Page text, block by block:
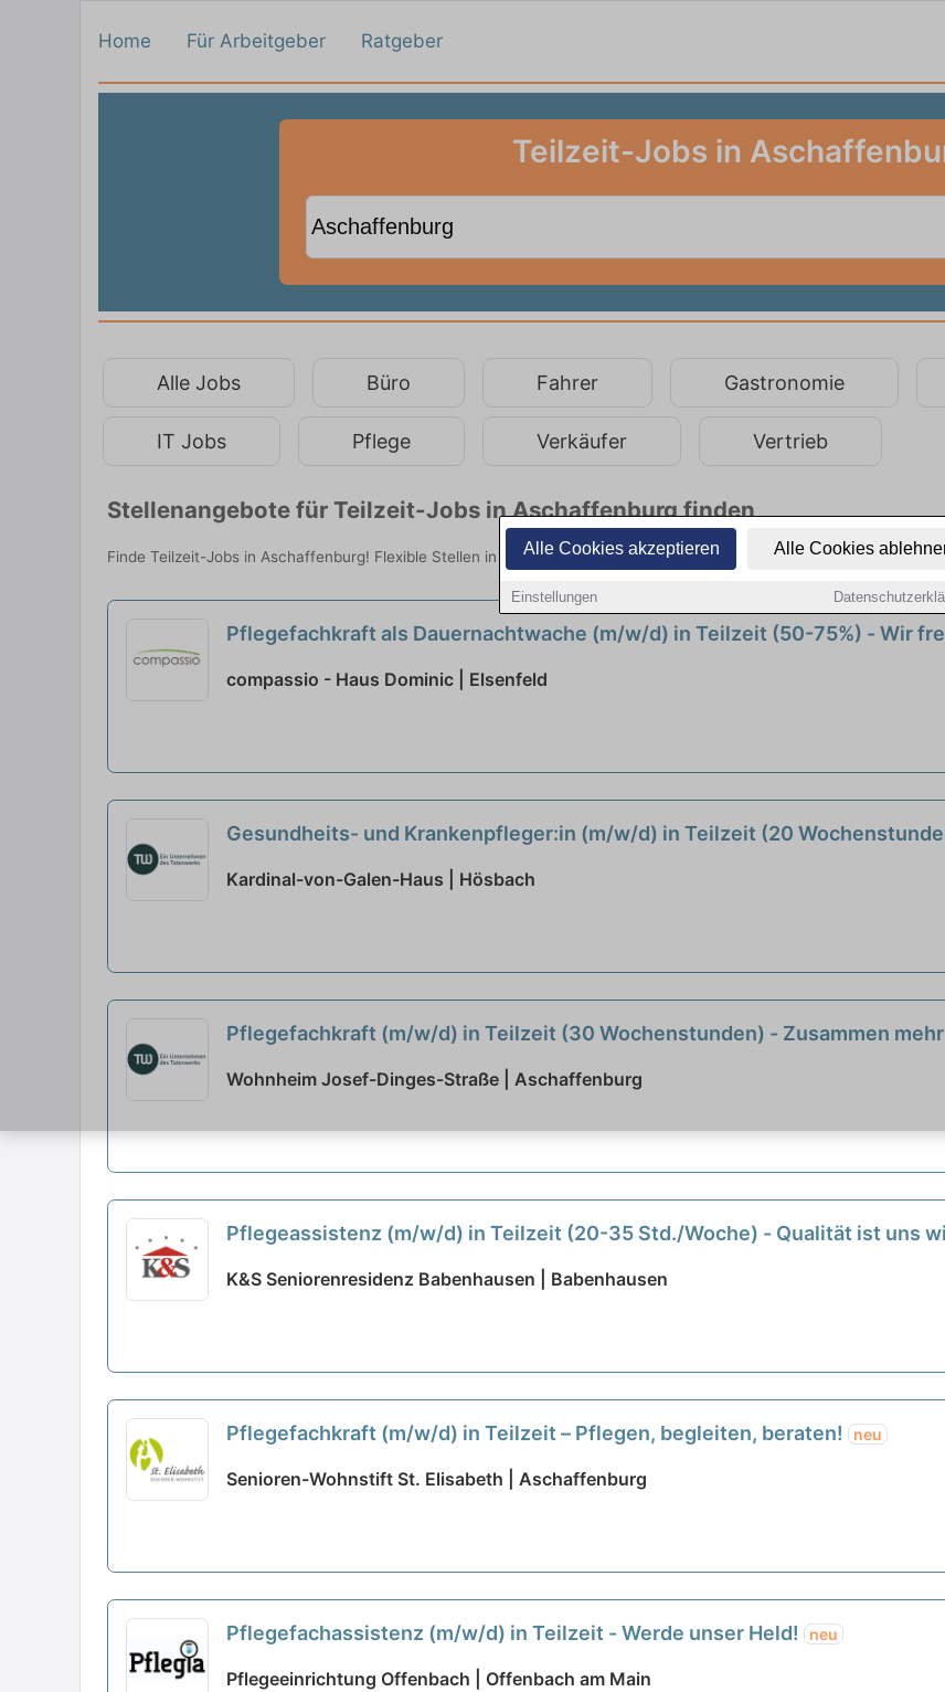
Alle Cookies akzeptieren Alle Cookies
Einstellungen
Home Für Arbeitgeber Ratgeber
Teilzeit-Jobs in
Alle Jobs Büro Fahrer Gastronomie
IT Jobs Pflege Verkäufer Vertrieb
Stellenangebote für Teilzeit-Jobs in Aschaffenburg finden
Finde Teilzeit-Jobs in Aschaffenburg! Flexible Stellen in vielen Branchen. Jetzt bewerben!
Pflegefachkraft als Dauernachtwache (m/w/d) in Teilzeit (50-75%) - Wir
compassio - Haus Dominic | Elsenfeld
Gesundheits- und Krankenpfleger:in (m/w/d) in Teilzeit (20
Kardinal-von-Galen-Haus | Hösbach
Pflegefachkraft (m/w/d) in Teilzeit (30 Wochenstunden) - Zusammen
Wohnheim Josef-Dinges-Straße | Aschaffenburg
Pflegeassistenz (m/w/d) in Teilzeit (20-35 Std./Woche) - Qualität ist uns
K&S Seniorenresidenz Babenhausen | Babenhausen
Pflegefachkraft (m/w/d) in Teilzeit – Pflegen, begleiten, beraten! neu
Senioren-Wohnstift St. Elisabeth | Aschaffenburg
Pflegefachassistenz (m/w/d) in Teilzeit - Werde unser Held! neu
Pflegeeinrichtung Offenbach | Offenbach am Main